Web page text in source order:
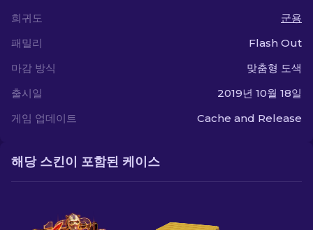
희귀도
군용
패밀리
Flash Out
마감 방식
맞춤형 도색
출시일
2019년 10월 18일
게임 업데이트
Cache and Release
해당 스킨이 포함된 케이스